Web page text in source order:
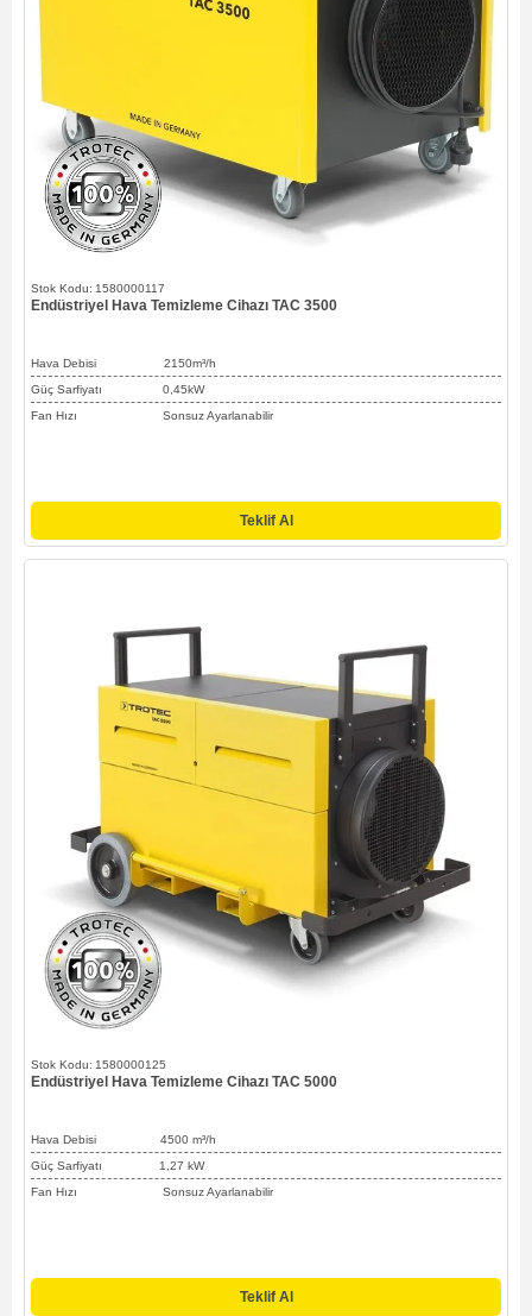
1580000117
Endüstriyel Hava Temizleme Cihazı TAC 3500
Hava Debisi 2150m³/h
Güç Sarfiyatı 0,45kW
Fan Hızı Sonsuz Ayarlanabilir
Teklif Al
1580000125
Endüstriyel Hava Temizleme Cihazı TAC 5000
Hava Debisi 4500 m³/h
Güç Sarfiyatı 1,27 kW
Fan Hızı Sonsuz Ayarlanabilir
Teklif Al